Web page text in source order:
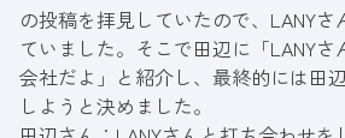
の投稿を拝見していたので、LANY
ていました。そこで田辺に「LANY
会社だよ」と紹介し、最終的には田
しようと決めました。